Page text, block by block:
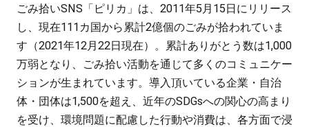
ごみ拾いSNS「ピリカ」は、2011年5月15日にリリース
し、現在111カ国から累計2億個のごみが拾われていま
す（2021年12月22日現在）。累計ありがとう数は1,000
万弱となり、ごみ拾い活動を通じて多くのコミュニケー
ションが生まれています。導入頂いている企業・自治
体・団体は1,500を超え、近年のSDGsへの関心の高まり
を受け、環境問題に配慮した行動や消費は、各方面で浸